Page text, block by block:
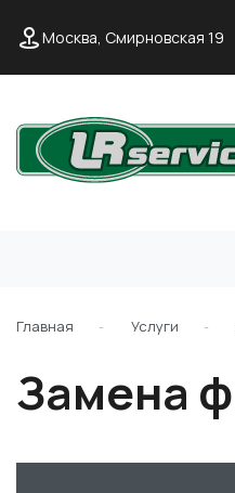
Москва, Смирновская 19
Главная Услуги
Замена